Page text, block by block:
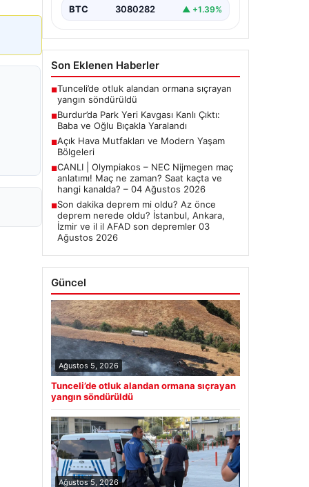
BTC 3080282 ▲ +1.39%
Son Eklenen Haberler
■Tunceli’de otluk alandan ormana sıçrayan
yangın söndürüldü
■Burdur’da Park Yeri Kavgası Kanlı Çıktı:
Baba ve Oğlu Bıçakla Yaralandı
■Açık Hava Mutfakları ve Modern Yaşam
Bölgeleri
■CANLI | Olympiakos – NEC Nijmegen maç
anlatımı! Maç ne zaman? Saat kaçta ve
hangi kanalda? – 04 Ağustos 2026
■Son dakika deprem mi oldu? Az önce
deprem nerede oldu? İstanbul, Ankara,
İzmir ve il il AFAD son depremler 03
Ağustos 2026
Güncel
Ağustos 5, 2026
Tunceli’de otluk alandan ormana sıçrayan
yangın söndürüldü
Ağustos 5, 2026